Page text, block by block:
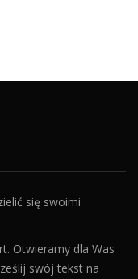
się swoimi
Otwieramy dla Was
swój tekst na